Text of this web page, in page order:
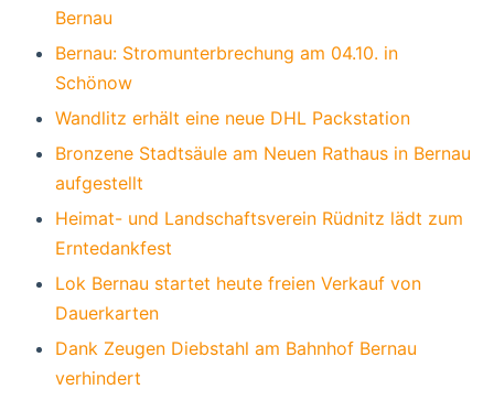
Bernau
Bernau: Stromunterbrechung am 04.10. in
Schönow
Wandlitz erhält eine neue DHL Packstation
Bronzene Stadtsäule am Neuen Rathaus in Bernau
aufgestellt
Heimat- und Landschaftsverein Rüdnitz lädt zum
Erntedankfest
Lok Bernau startet heute freien Verkauf von
Dauerkarten
Dank Zeugen Diebstahl am Bahnhof Bernau
verhindert